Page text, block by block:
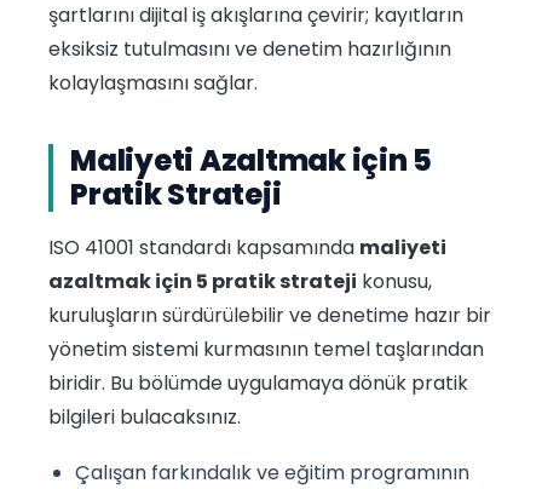
şartlarını dijital iş akışlarına çevirir; kayıtların
eksiksiz tutulmasını ve denetim hazırlığının
kolaylaşmasını sağlar.
Maliyeti Azaltmak için 5
Pratik Strateji
ISO 41001 standardı kapsamında maliyeti
azaltmak için 5 pratik strateji konusu,
kuruluşların sürdürülebilir ve denetime hazır bir
yönetim sistemi kurmasının temel taşlarından
biridir. Bu bölümde uygulamaya dönük pratik
bilgileri bulacaksınız.
Çalışan farkındalık ve eğitim programının